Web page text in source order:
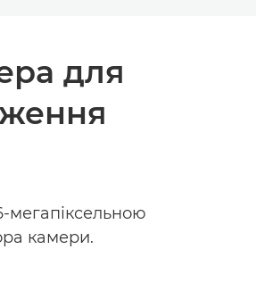
для
мегапіксельною
камери.